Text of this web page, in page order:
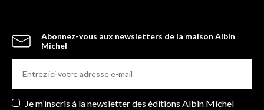
Abonnez-vous aux newsletters de la maison Albin
Michel
Newsletters
Je m’inscris à la newsletter des éditions Albin Michel